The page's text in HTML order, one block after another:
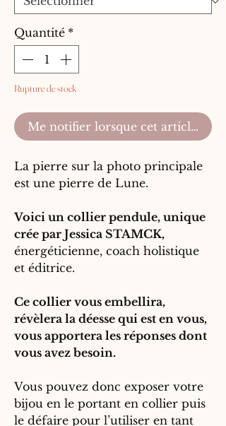
Quantité *
Rupture de stock
Me notifier lorsque cet article est
La pierre sur la photo principale
est une pierre de Lune.
Voici un collier pendule, unique
crée par Jessica STAMCK,
énergéticienne, coach holistique
et éditrice.
Ce collier vous embellira,
révèlera la déesse qui est en vous,
vous apportera les réponses dont
vous avez besoin.
Vous pouvez donc exposer votre
bijou en le portant en collier puis
le défaire pour l’utiliser en tant